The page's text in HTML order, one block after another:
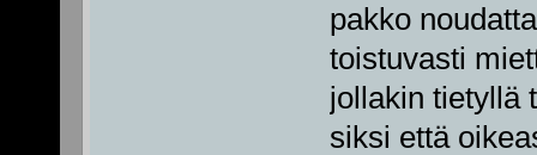
pakko
toistuvasti
jollakin tietyllä
siksi että